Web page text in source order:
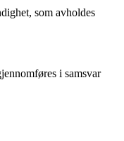
som avholdes
i samsvar